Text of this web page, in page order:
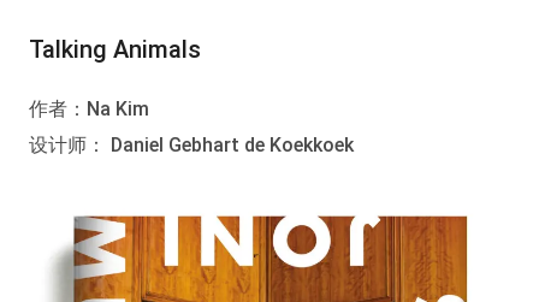
Talking Animals
作者：Na Kim
设计师： Daniel Gebhart de Koekkoek